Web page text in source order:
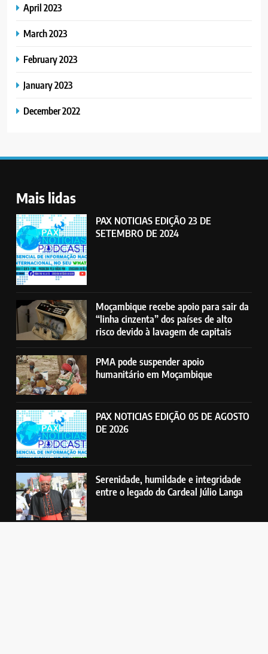
April 2023
March 2023
February 2023
January 2023
December 2022
Mais lidas
PAX NOTICIAS EDIÇÃO 23 DE
SETEMBRO DE 2024
Moçambique recebe apoio para sair da
“linha cinzenta” dos países de alto
risco devido à lavagem de capitais
PMA pode suspender apoio
humanitário em Moçambique
PAX NOTICIAS EDIÇÃO 05 DE AGOSTO
DE 2026
Serenidade, humildade e integridade
entre o legado do Cardeal Júlio Langa